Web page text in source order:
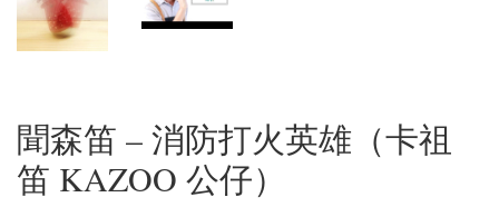
聞森笛 – 消防打火英雄（卡祖
笛 KAZOO 公仔）